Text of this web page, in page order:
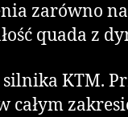
zarówno
quada z
KTM.
całym